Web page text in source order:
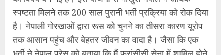
स्पष्टता मिलने तक 200 साल पुरानी भर्ती प्रक्रिया को रोक दिया
है। नेपाली गोरखाओं द्वारा रूस को चुनने का तीसरा कारण यूरोप
तक आसान पहुंच और बेहतर जीवन का वादा है। जैसा कि एक